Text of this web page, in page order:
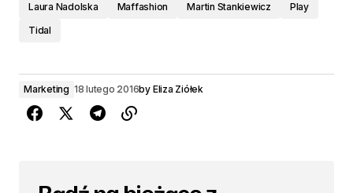
Laura Nadolska
Maffashion Martin Stankiewicz
Play
Tidal
Marketing 18 lutego 2016by Eliza Ziółek